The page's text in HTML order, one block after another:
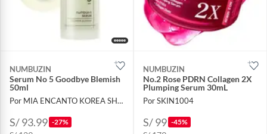
NUMBUZIN
Serum No 5 Goodbye Blemish
50ml
Por MIA ENCANTO KOREA SHOP
S/ 93.99 -27%
NUMBUZIN
No.2 Rose PDRN Collagen 2X
Plumping Serum 30mL
Por SKIN1004
S/ 99 -45%